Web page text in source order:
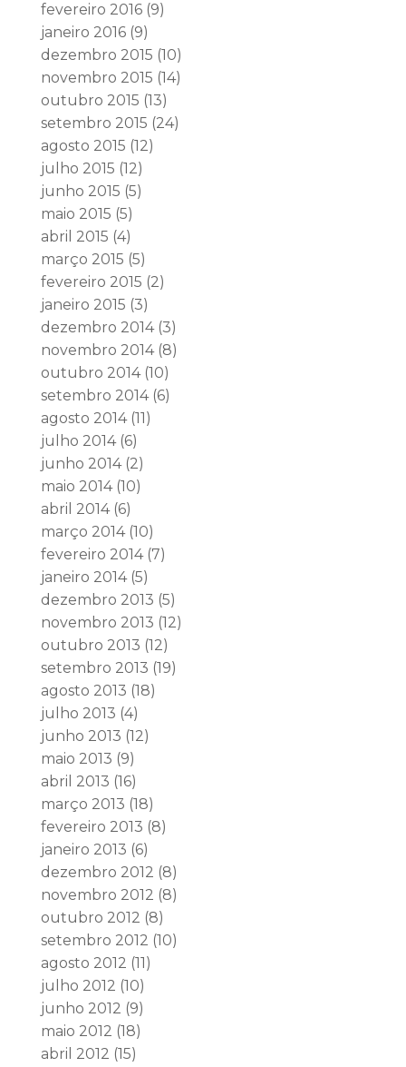
fevereiro 2016(9)
janeiro 2016(9)
dezembro 2015 (10)
novembro 2015 (14)
outubro 2015 (13)
setembro 2015 (24)
agosto 2015 (12)
julho 2015 (12)
junho 2015 (5)
maio 2015 (5)
abril 2015 (4)
março 2015 (5)
fevereiro 2015 (2)
janeiro 2015 (3)
dezembro 2014(3)
novembro 2014(8)
outubro 2014(10)
setembro 2014(6)
agosto 2014(11)
julho 2014(6)
junho 2014(2)
maio 2014(10)
abril 2014(6)
março 2014(10)
fevereiro 2014(7)
janeiro 2014(5)
dezembro 2013 (5)
novembro 2013 (12)
outubro 2013 (12)
setembro 2013 (19)
agosto 2013 (18)
julho 2013 (4)
junho 2013 (12)
maio 2013 (9)
abril 2013 (16)
março 2013 (18)
fevereiro 2013 (8)
janeiro 2013 (6)
dezembro 2012 (8)
novembro 2012 (8)
outubro 2012 (8)
setembro 2012 (10)
agosto 2012 (11)
julho 2012 (10)
junho 2012 (9)
maio 2012 (18)
abril 2012 (15)